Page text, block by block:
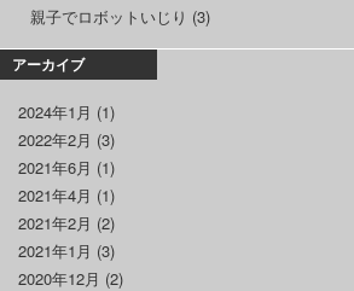
親子でロボットいじり (3)
アーカイブ
2024年1月 (1)
2022年2月 (3)
2021年6月 (1)
2021年4月 (1)
2021年2月 (2)
2021年1月 (3)
2020年12月 (2)